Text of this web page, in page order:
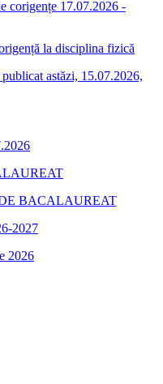
corigențe 17.07.2026 -
la disciplina fizică
astăzi, 15.07.2026,
2027
2026